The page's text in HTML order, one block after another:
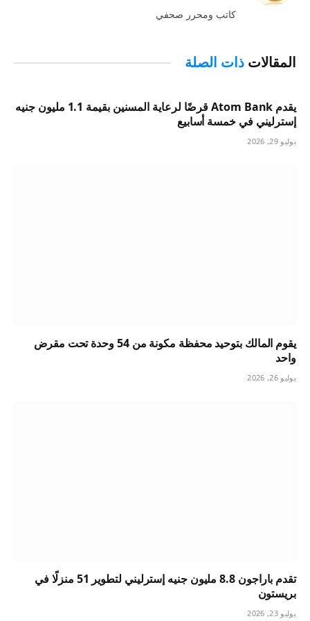
كاتب ومحرر صحفي
المقالات ذات الصلة
يقدم Atom Bank قرضًا لرعاية المسنين بقيمة 1.1 مليون جنيه
إسترليني في خمسة أسابيع
يوليو 29, 2026
يقوم المالك بتوحيد محفظة مكونة من 54 وحدة تحت مقرض
واحد
يوليو 26, 2026
تقدم باراجون 8.8 مليون جنيه إسترليني لتطوير 51 منزلًا في
بريستون
يوليو 23, 2026